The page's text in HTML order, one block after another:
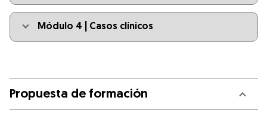
Módulo 4 | Casos clínicos
Propuesta de formación